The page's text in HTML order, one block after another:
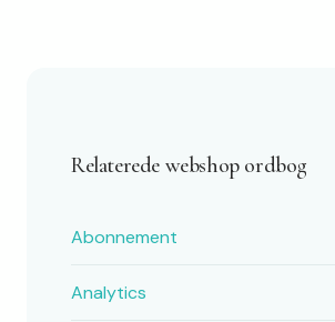
Relaterede webshop ordbog
Abonnement
Analytics